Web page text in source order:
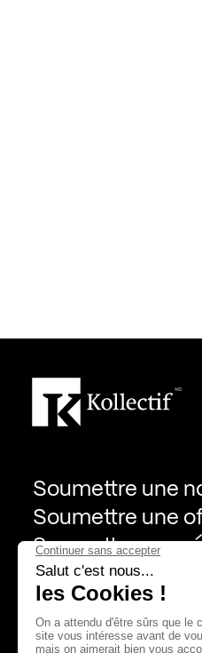
Soumettre une
Soumettre une
Soumettre une
Page Facebook de
Page Instagram de
Page Linkedin de